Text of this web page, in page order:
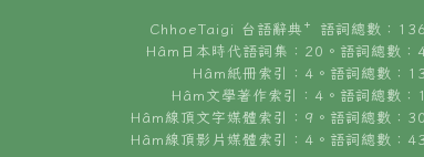
ChhoeTaigi 台語辭典⁺ 語詞總數：
Hâm日本時代語詞集：20。語詞總數
Hâm紙冊索引：4。語詞總數：
Hâm文學著作索引：4。語詞總數：
Hâm線頂文字媒體索引：9。語詞總數：
Hâm線頂影片媒體索引：4。語詞總數：